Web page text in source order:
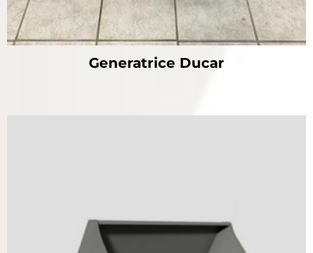
Generatrice Ducar